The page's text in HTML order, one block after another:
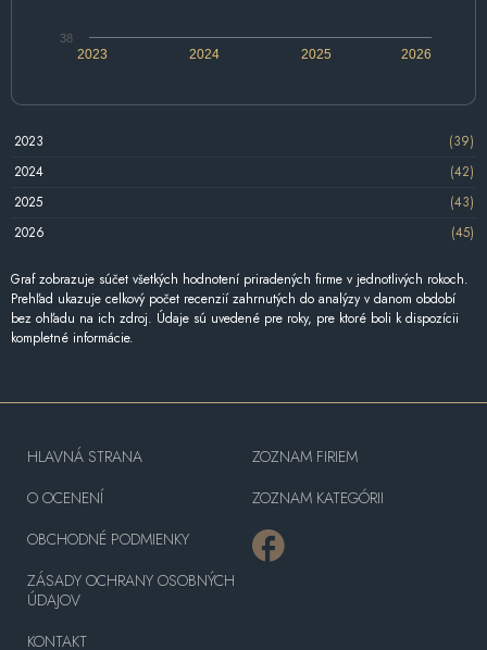
2024 2026
2023 2025
38
2023
(39)
2024
(42)
2025
(43)
2026
(45)
Graf zobrazuje súčet všetkých hodnotení priradených firme v jednotlivých rokoch.
Prehľad ukazuje celkový počet recenzií zahrnutých do analýzy v danom období
bez ohľadu na ich zdroj. Údaje sú uvedené pre roky, pre ktoré boli k dispozícii
kompletné informácie.
HLAVNÁ STRANA
O OCENENÍ
OBCHODNÉ PODMIENKY
ZÁSADY OCHRANY OSOBNÝCH
ÚDAJOV
KONTAKT
ZOZNAM FIRIEM
ZOZNAM KATEGÓRII